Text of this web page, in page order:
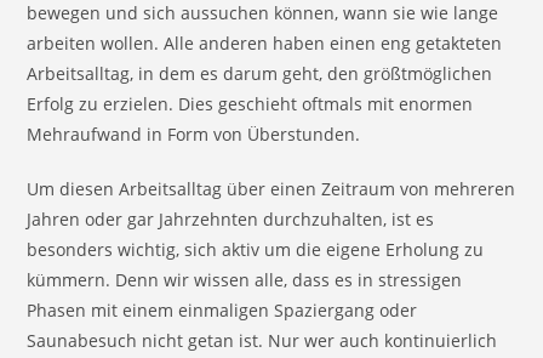
bewegen und sich aussuchen können, wann sie wie lange
arbeiten wollen. Alle anderen haben einen eng getakteten
Arbeitsalltag, in dem es darum geht, den größtmöglichen
Erfolg zu erzielen. Dies geschieht oftmals mit enormen
Mehraufwand in Form von Überstunden.
Um diesen Arbeitsalltag über einen Zeitraum von mehreren
Jahren oder gar Jahrzehnten durchzuhalten, ist es
besonders wichtig, sich aktiv um die eigene Erholung zu
kümmern. Denn wir wissen alle, dass es in stressigen
Phasen mit einem einmaligen Spaziergang oder
Saunabesuch nicht getan ist. Nur wer auch kontinuierlich